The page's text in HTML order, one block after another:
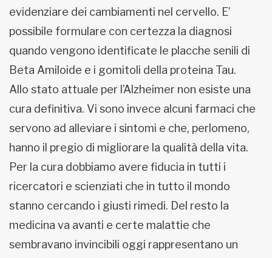
evidenziare dei cambiamenti nel cervello. E’
possibile formulare con certezza la diagnosi
quando vengono identificate le placche senili di
Beta Amiloide e i gomitoli della proteina Tau.
Allo stato attuale per l’Alzheimer non esiste una
cura definitiva. Vi sono invece alcuni farmaci che
servono ad alleviare i sintomi e che, perlomeno,
hanno il pregio di migliorare la qualità della vita.
Per la cura dobbiamo avere fiducia in tutti i
ricercatori e scienziati che in tutto il mondo
stanno cercando i giusti rimedi. Del resto la
medicina va avanti e certe malattie che
sembravano invincibili oggi rappresentano un